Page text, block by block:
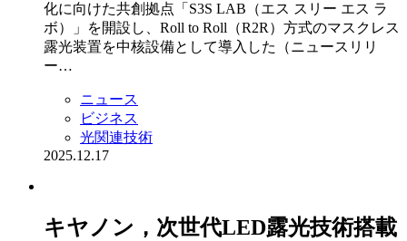
化に向けた共創拠点「S3S LAB（エス スリー エス ラ
ボ）」を開設し、Roll to Roll（R2R）方式のマスクレス
露光装置を中核設備として導入した（ニュースリリ
ー…
ニュース
ビジネス
光関連技術
2025.12.17
キヤノン，次世代LED露光技術搭載